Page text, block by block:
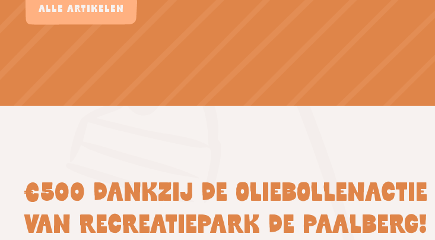
Alle artikelen
€500 dankzij de oliebollenactie
van Recreatiepark De Paalberg!